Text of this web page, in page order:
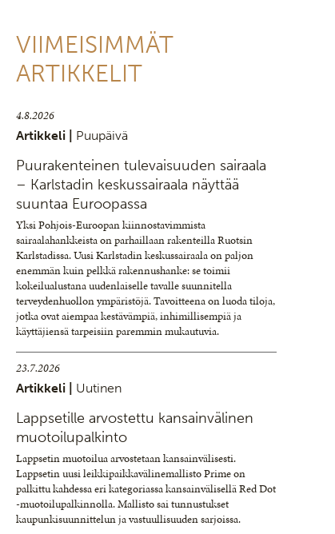
VIIMEISIMMÄT
ARTIKKELIT
4.8.2026
Artikkeli | Puupäivä
Puurakenteinen tulevaisuuden sairaala
– Karlstadin keskussairaala näyttää
suuntaa Euroopassa
Yksi Pohjois-Euroopan kiinnostavimmista
sairaalahankkeista on parhaillaan rakenteilla Ruotsin
Karlstadissa. Uusi Karlstadin keskussairaala on paljon
enemmän kuin pelkkä rakennushanke: se toimii
kokeilualustana uudenlaiselle tavalle suunnitella
terveydenhuollon ympäristöjä. Tavoitteena on luoda tiloja,
jotka ovat aiempaa kestävämpiä, inhimillisempiä ja
käyttäjiensä tarpeisiin paremmin mukautuvia.
23.7.2026
Artikkeli | Uutinen
Lappsetille arvostettu kansainvälinen
muotoilupalkinto
Lappsetin muotoilua arvostetaan kansainvälisesti.
Lappsetin uusi leikkipaikkavälinemallisto Prime on
palkittu kahdessa eri kategoriassa kansainvälisellä Red Dot
-muotoilupalkinnolla. Mallisto sai tunnustukset
kaupunkisuunnittelun ja vastuullisuuden sarjoissa.